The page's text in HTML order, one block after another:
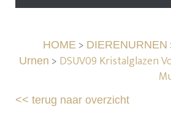
HOME> DIERENURNEN
Urnen > DSUV09 Kristalglazen
<<terug naar overzicht